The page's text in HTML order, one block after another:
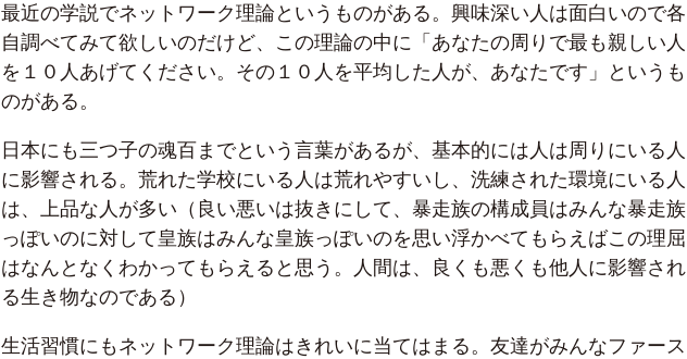
最近の学説でネットワーク理論というものがある。興味深い人は面白いので各
自調べてみて欲しいのだけど、この理論の中に「あなたの周りで最も親しい人
を１０人あげてください。その１０人を平均した人が、あなたです」というも
のがある。
日本にも三つ子の魂百までという言葉があるが、基本的には人は周りにいる人
に影響される。荒れた学校にいる人は荒れやすいし、洗練された環境にいる人
は、上品な人が多い（良い悪いは抜きにして、暴走族の構成員はみんな暴走族
っぽいのに対して皇族はみんな皇族っぽいのを思い浮かべてもらえばこの理屈
はなんとなくわかってもらえると思う。人間は、良くも悪くも他人に影響され
る生き物なのである）
生活習慣にもネットワーク理論はきれいに当てはまる。友達がみんなファース